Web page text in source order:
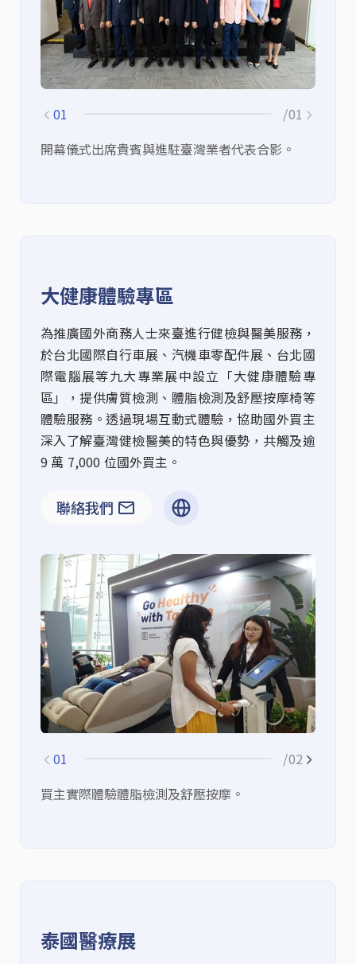
01
/01
開幕儀式出席貴賓與進駐臺灣業者代表合影。
大健康體驗專區
為推廣國外商務人士來臺進行健檢與醫美服務，
於台北國際自行車展、汽機車零配件展、台北國
際電腦展等九大專業展中設立「大健康體驗專
區」，提供膚質檢測、體脂檢測及舒壓按摩椅等
體驗服務。透過現場互動式體驗，協助國外買主
深入了解臺灣健檢醫美的特色與優勢，共觸及逾
9 萬 7,000 位國外買主。
聯絡我們
01
/02
買主實際體驗體脂檢測及舒壓按摩。
泰國醫療展